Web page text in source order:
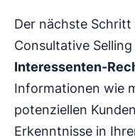
Der nächste
Consultative
Interessenten-
Informationen wie
potenziellen
Erkenntnisse in